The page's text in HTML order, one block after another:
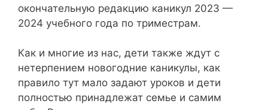
окончательную редакцию каникул 2023 —
2024 учебного года по триместрам.
Как и многие из нас, дети также ждут с
нетерпением новогодние каникулы, как
правило тут мало задают уроков и дети
полностью принадлежат семье и самим